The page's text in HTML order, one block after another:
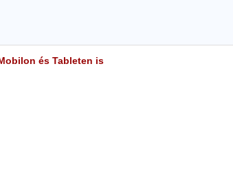
és Tableten is